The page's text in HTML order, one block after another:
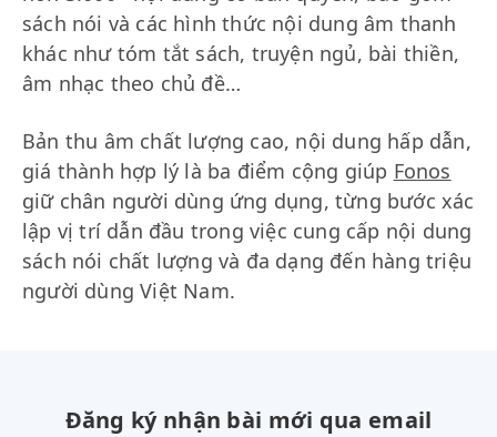
sách nói và các hình thức nội dung âm thanh
khác như tóm tắt sách, truyện ngủ, bài thiền,
âm nhạc theo chủ đề…
Bản thu âm chất lượng cao, nội dung hấp dẫn,
giá thành hợp lý là ba điểm cộng giúp Fonos
giữ chân người dùng ứng dụng, từng bước xác
lập vị trí dẫn đầu trong việc cung cấp nội dung
sách nói chất lượng và đa dạng đến hàng triệu
người dùng Việt Nam.
Đăng ký nhận bài mới qua email